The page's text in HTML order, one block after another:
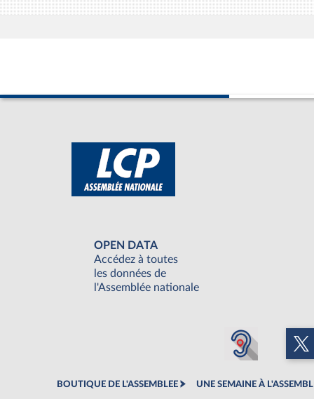
OPEN DATA
Accédez à toutes
les données de
l'Assemblée nationale
BOUTIQUE DE L'ASSEMBLEE UNE SEMAINE À